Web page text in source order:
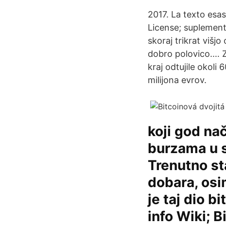
2017. La texto
License;
skoraj trikrat višjo
dobro polovico.…
kraj odtujile okoli
milijona evrov.
koji god
burzama u
Trenutno
dobara,
je taj dio
info Wiki;